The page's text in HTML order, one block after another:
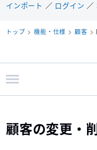
インポート
ログイン
トップ 機能・仕様 顧客
顧客の変更・